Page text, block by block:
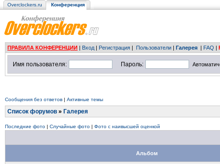
Overclockers.ru Конференция
ПРАВИЛА КОНФЕРЕНЦИИ | Вход | Регистрация | Пользователи | Галерея | FAQ |
Имя пользователя: Пароль:
Сообщения без ответов | Активные темы
Список форумов » Галерея
Последние фото | Случайные фото | Фото с наивысшей оценкой
Альбом